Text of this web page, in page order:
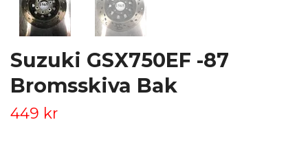
Suzuki GSX750EF -87
Bromsskiva Bak
449 kr